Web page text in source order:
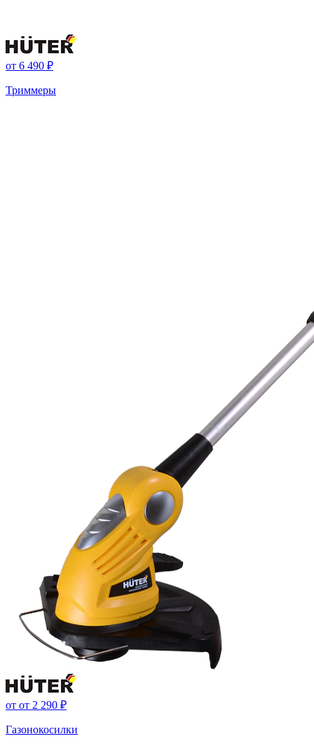
от 6 490 ₽
Триммеры
от от 2 290 ₽
Газонокосилки